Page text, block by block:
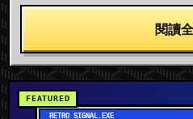
閱讀